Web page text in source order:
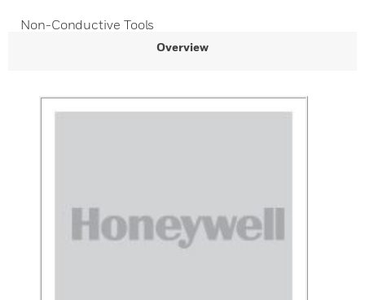
Non-Conductive Tools
Overview